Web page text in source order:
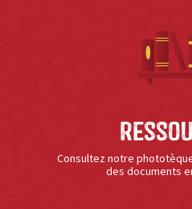
Consultez notre
des documents